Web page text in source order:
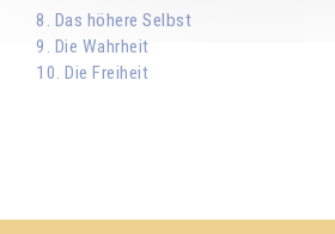
8. Das höhere Selbst
9. Die Wahrheit
10. Die Freiheit